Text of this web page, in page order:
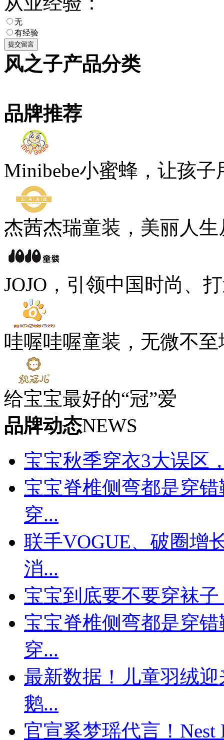
无
有经验
风之子产品分类
品牌推荐
Minibebe小蜜蜂，让孩子
杰茜杰瑞童装，美丽人
JOJO，引领中国时尚、
哇喔哇喔童装，无微不
给宝宝最好的“冠”爱
品牌动态NEWS
宝宝秋季穿衣3大误区
宝宝脊椎侧弯都是穿
穿...
联手VOGUE、破圈增
消...
宝宝到底要不要穿袜
宝宝脊椎侧弯都是穿
穿...
最新数据！儿童羽绒
鹅...
官宣奚梦瑶代言！Nest